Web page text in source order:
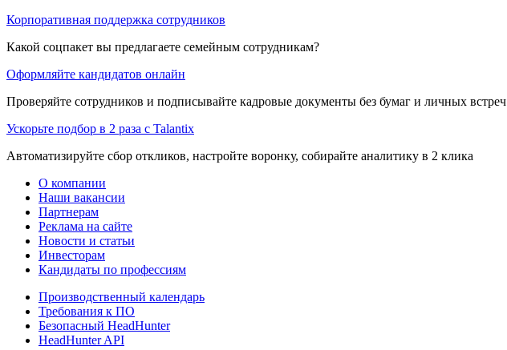
Корпоративная поддержка сотрудников
Какой соцпакет вы предлагаете семейным сотрудникам?
Оформляйте кандидатов онлайн
Проверяйте сотрудников и подписывайте кадровые документы без бумаг и личных встреч
Ускорьте подбор в 2 раза с Talantix
Автоматизируйте сбор откликов, настройте воронку, собирайте аналитику в 2 клика
О компании
Наши вакансии
Партнерам
Реклама на сайте
Новости и статьи
Инвесторам
Кандидаты по профессиям
Производственный календарь
Требования к ПО
Безопасный HeadHunter
HeadHunter API